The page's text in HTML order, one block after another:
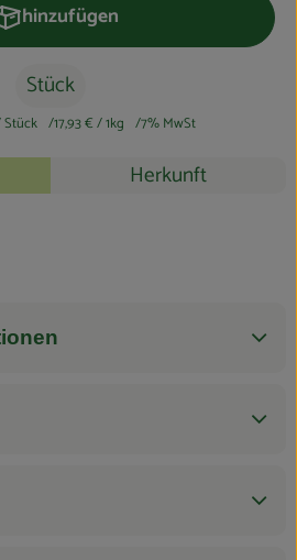
hinzufügen
Produkt zum Warenkorb
Stück
17,93 €/ 1kg 7% MwSt
Rezepte Herkunft